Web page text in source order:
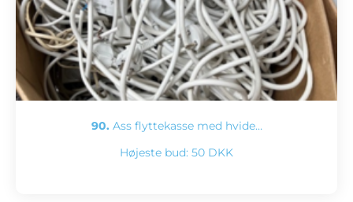
90. Ass flyttekasse med hvide…
Højeste bud: 50 DKK